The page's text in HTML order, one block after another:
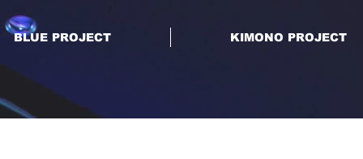
BLUE PROJECT KIMONO PROJECT